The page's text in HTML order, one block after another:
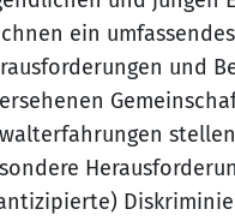
ein
und